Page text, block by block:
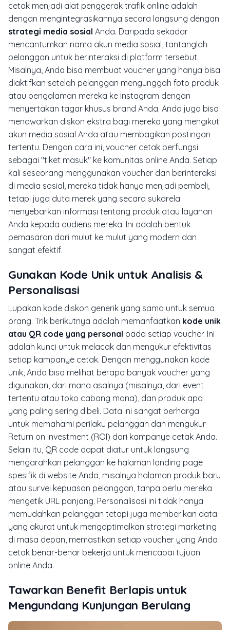
cetak menjadi alat penggerak trafik online adalah
dengan mengintegrasikannya secara langsung dengan
strategi media sosial Anda. Daripada sekadar
mencantumkan nama akun media sosial, tantanglah
pelanggan untuk berinteraksi di platform tersebut.
Misalnya, Anda bisa membuat voucher yang hanya bisa
diaktifkan setelah pelanggan mengunggah foto produk
atau pengalaman mereka ke Instagram dengan
menyertakan tagar khusus brand Anda. Anda juga bisa
menawarkan diskon ekstra bagi mereka yang mengikuti
akun media sosial Anda atau membagikan postingan
tertentu. Dengan cara ini, voucher cetak berfungsi
sebagai "tiket masuk" ke komunitas online Anda. Setiap
kali seseorang menggunakan voucher dan berinteraksi
di media sosial, mereka tidak hanya menjadi pembeli,
tetapi juga duta merek yang secara sukarela
menyebarkan informasi tentang produk atau layanan
Anda kepada audiens mereka. Ini adalah bentuk
pemasaran dari mulut ke mulut yang modern dan
sangat efektif.
Gunakan Kode Unik untuk Analisis &
Personalisasi
Lupakan kode diskon generik yang sama untuk semua
orang. Trik berikutnya adalah memanfaatkan kode unik
atau QR code yang personal pada setiap voucher. Ini
adalah kunci untuk melacak dan mengukur efektivitas
setiap kampanye cetak. Dengan menggunakan kode
unik, Anda bisa melihat berapa banyak voucher yang
digunakan, dari mana asalnya (misalnya, dari event
tertentu atau toko cabang mana), dan produk apa
yang paling sering dibeli. Data ini sangat berharga
untuk memahami perilaku pelanggan dan mengukur
Return on Investment (ROI) dari kampanye cetak Anda.
Selain itu, QR code dapat diatur untuk langsung
mengarahkan pelanggan ke halaman landing page
spesifik di website Anda, misalnya halaman produk baru
atau survei kepuasan pelanggan, tanpa perlu mereka
mengetik URL panjang. Personalisasi ini tidak hanya
memudahkan pelanggan tetapi juga memberikan data
yang akurat untuk mengoptimalkan strategi marketing
di masa depan, memastikan setiap voucher yang Anda
cetak benar-benar bekerja untuk mencapai tujuan
online Anda.
Tawarkan Benefit Berlapis untuk
Mengundang Kunjungan Berulang